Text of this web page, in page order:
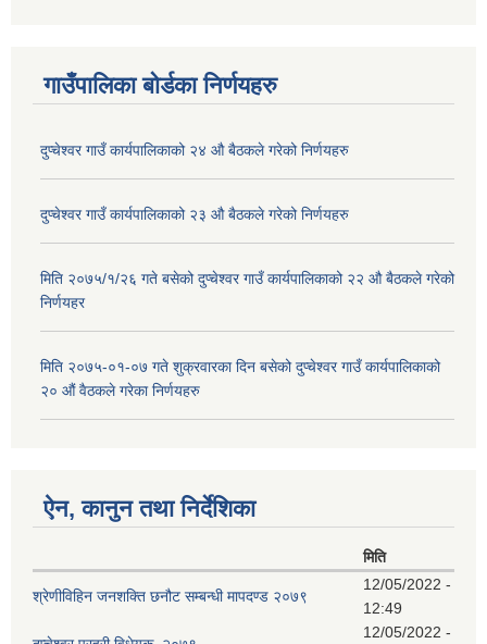
गाउँपालिका बोर्डका निर्णयहरु
दुप्चेश्वर गाउँ कार्यपालिकाको २४ औ बैठकले गरेको निर्णयहरु
दुप्चेश्वर गाउँ कार्यपालिकाको २३ औ बैठकले गरेको निर्णयहरु
मिति २०७५/१/२६ गते बसेको दुप्चेश्वर गाउँ कार्यपालिकाको २२ औ बैठकले गरेको
निर्णयहर
मिति २०७५-०१-०७ गते शुक्रवारका दिन बसेको दुप्चेश्वर गाउँ कार्यपालिकाको
२० औं वैठकले गरेका निर्णयहरु
ऐन, कानुन तथा निर्देशिका
मिति
श्रेणीविहिन जनशक्ति छनौट सम्बन्धी मापदण्ड २०७९
12/05/2022 -
12:49
12/05/2022 -